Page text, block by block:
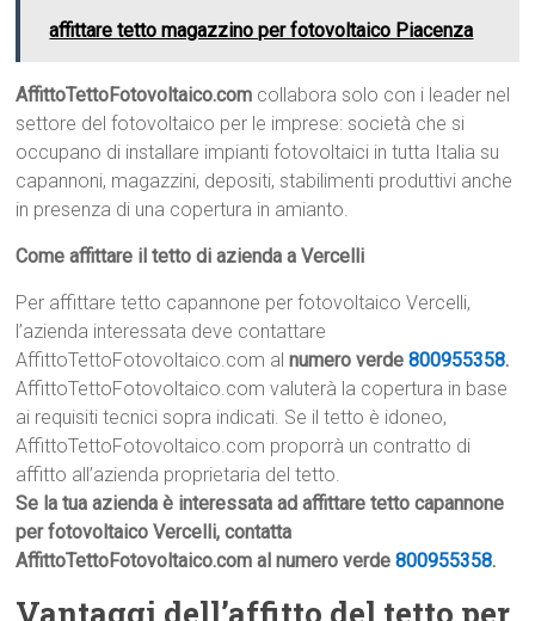
affittare tetto magazzino per fotovoltaico Piacenza
AffittoTettoFotovoltaico.com collabora solo con i leader nel
settore del fotovoltaico per le imprese: società che si
occupano di installare impianti fotovoltaici in tutta Italia su
capannoni, magazzini, depositi, stabilimenti produttivi anche
in presenza di una copertura in amianto.
Come affittare il tetto di azienda a Vercelli
Per affittare tetto capannone per fotovoltaico Vercelli,
l’azienda interessata deve contattare
AffittoTettoFotovoltaico.com alnumero verde800955358.
AffittoTettoFotovoltaico.com valuterà la copertura in base
ai requisiti tecnici sopra indicati. Se il tetto è idoneo,
AffittoTettoFotovoltaico.com proporrà un contratto di
affitto all’azienda proprietaria del tetto.
Se la tua azienda è interessata ad affittare tetto capannone
per fotovoltaico Vercelli, contatta
AffittoTettoFotovoltaico.com al numero verde800955358.
Vantaggi dell’affitto del tetto per